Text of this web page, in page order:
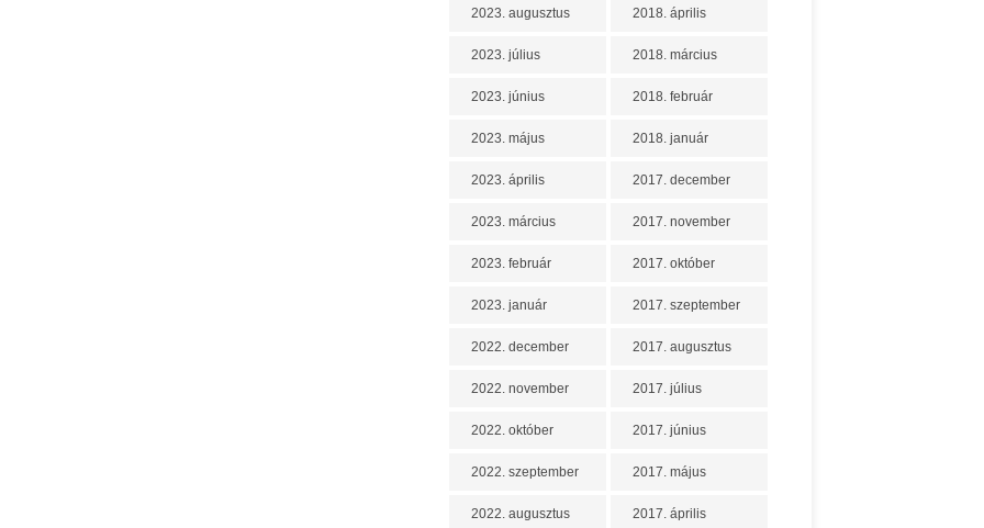
2023. augusztus
2023. július
2023. június
2023. május
2023. április
2023. március
2023. február
2023. január
2022. december
2022. november
2022. október
2022. szeptember
2022. augusztus
2018. április
2018. március
2018. február
2018. január
2017. december
2017. november
2017. október
2017. szeptember
2017. augusztus
2017. július
2017. június
2017. május
2017. április